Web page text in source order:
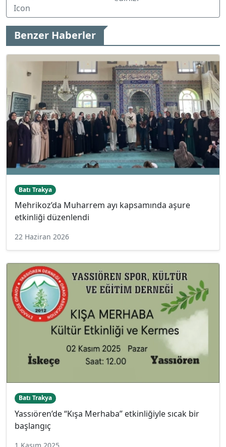
Benzer Haberler
Batı Trakya
Mehrikoz’da Muharrem ayı kapsamında aşure
etkinliği düzenlendi
22 Haziran 2026
Batı Trakya
Yassıören’de “Kışa Merhaba” etkinliğiyle sıcak bir
başlangıç
1 Kasım 2025